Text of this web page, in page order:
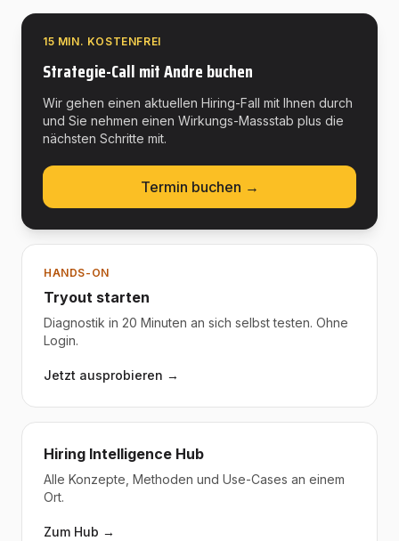
15 MIN. KOSTENFREI
Strategie-Call mit Andre buchen
Wir gehen einen aktuellen Hiring-Fall mit Ihnen durch
und Sie nehmen einen Wirkungs-Massstab plus die
nächsten Schritte mit.
Termin buchen →
HANDS-ON
Tryout starten
Diagnostik in 20 Minuten an sich selbst testen. Ohne
Login.
Jetzt ausprobieren →
Hiring Intelligence Hub
Alle Konzepte, Methoden und Use-Cases an einem
Ort.
Zum Hub →